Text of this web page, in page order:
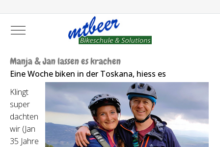
Mobile Menu Toggle
Manja & Jan lassen es krachen
Eine Woche biken in der Toskana, hiess es
Klingt
super
dachten
wir (Jan
35 Jahre